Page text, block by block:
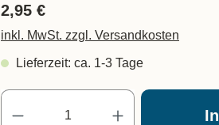
2,95 €
inkl. MwSt. zzgl. Versandkosten
Lieferzeit: ca. 1-3 Tage
Produkt